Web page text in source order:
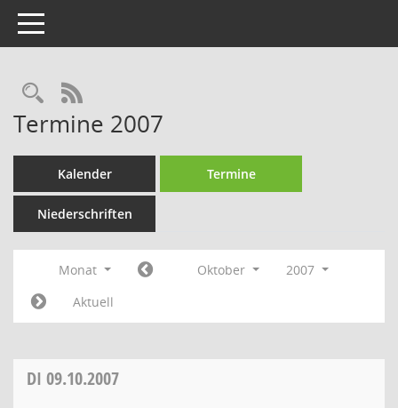
Toggle navigation
Rechercheauswahl
RSS-Feed
Termine 2007
Kalender Termine
Niederschriften
Monat Oktober
2007
Aktuell
DI 09.10.2007